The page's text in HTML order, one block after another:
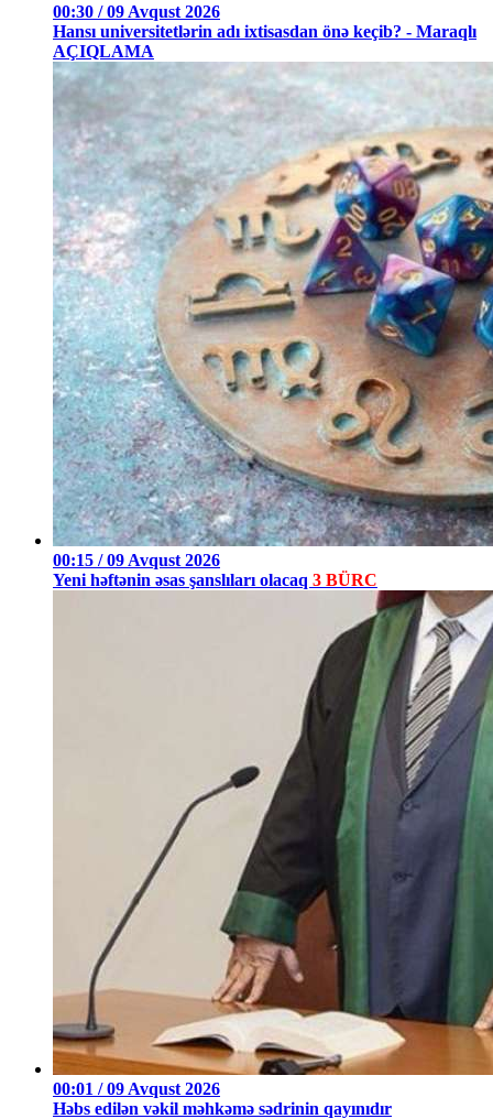
00:30 / 09 Avqust 2026
Hansı universitetlərin adı ixtisasdan önə keçib? - Maraqlı
AÇIQLAMA
00:15 / 09 Avqust 2026
Yeni həftənin əsas şanslıları olacaq 3 BÜRC
00:01 / 09 Avqust 2026
Həbs edilən vəkil məhkəmə sədrinin qayınıdır